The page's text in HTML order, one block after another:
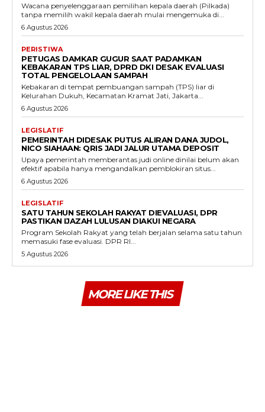
Wacana penyelenggaraan pemilihan kepala daerah (Pilkada)
tanpa memilih wakil kepala daerah mulai mengemuka di...
6 Agustus 2026
PERISTIWA
PETUGAS DAMKAR GUGUR SAAT PADAMKAN
KEBAKARAN TPS LIAR, DPRD DKI DESAK EVALUASI
TOTAL PENGELOLAAN SAMPAH
Kebakaran di tempat pembuangan sampah (TPS) liar di
Kelurahan Dukuh, Kecamatan Kramat Jati, Jakarta...
6 Agustus 2026
LEGISLATIF
PEMERINTAH DIDESAK PUTUS ALIRAN DANA JUDOL,
NICO SIAHAAN: QRIS JADI JALUR UTAMA DEPOSIT
Upaya pemerintah memberantas judi online dinilai belum akan
efektif apabila hanya mengandalkan pemblokiran situs...
6 Agustus 2026
LEGISLATIF
SATU TAHUN SEKOLAH RAKYAT DIEVALUASI, DPR
PASTIKAN IJAZAH LULUSAN DIAKUI NEGARA
Program Sekolah Rakyat yang telah berjalan selama satu tahun
memasuki fase evaluasi. DPR RI...
5 Agustus 2026
MORE LIKE THIS